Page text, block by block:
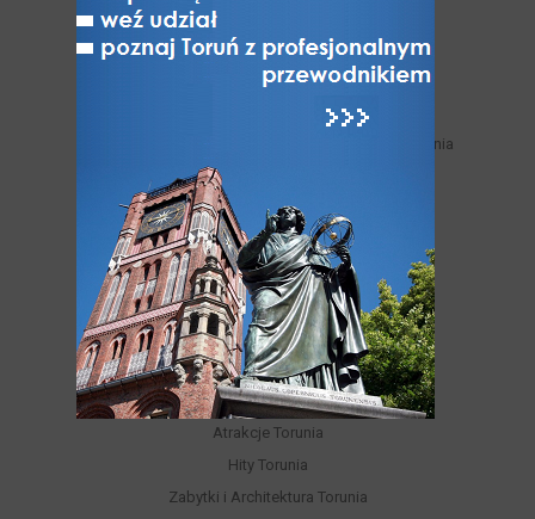
Powody żeby odwiedzić Toruń
Historia Torunia i historie toruńskie
Znani torunianie
Zabytki niezachowane
Miejskie trasy turystyczne samodzielnego zwiedzania
Legendy toruńskie
Toruń nad Wisłą
Jak Toruń z Bydgoszczą
Toruń - miasto NAJ-pierwsze
Toruń niedostępny
Varia
ATRAKCJE
Atrakcje Torunia
Hity Torunia
Zabytki i Architektura Torunia